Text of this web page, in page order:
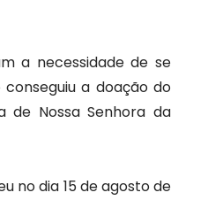
a necessidade de se
a doação do
de Nossa Senhora da
no dia 15 de agosto de